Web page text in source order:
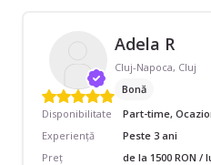
Adela R
Cluj-Napoca, Cluj
Bonă
Disponibilitate
Part-time,
Experiență
Peste 3 ani
Preț
de la 1500 RON /